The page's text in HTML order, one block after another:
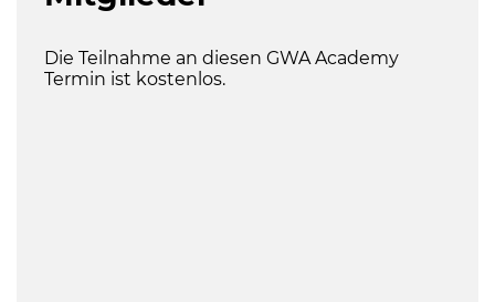
Die Teilnahme an diesen GWA Academy
Termin ist kostenlos.